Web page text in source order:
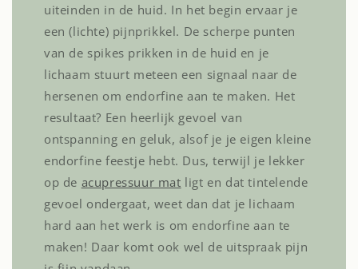
uiteinden in de huid. In het begin ervaar je
een (lichte) pijnprikkel. De scherpe punten
van de spikes prikken in de huid en je
lichaam stuurt meteen een signaal naar de
hersenen om endorfine aan te maken. Het
resultaat? Een heerlijk gevoel van
ontspanning en geluk, alsof je je eigen kleine
endorfine feestje hebt. Dus, terwijl je lekker
op de acupressuur mat ligt en dat tintelende
gevoel ondergaat, weet dan dat je lichaam
hard aan het werk is om endorfine aan te
maken! Daar komt ook wel de uitspraak pijn